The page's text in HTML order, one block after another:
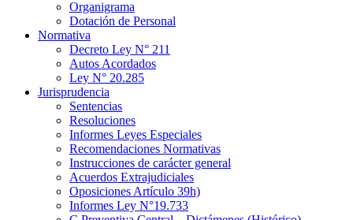
Organigrama
Dotación de Personal
Normativa
Decreto Ley N° 211
Autos Acordados
Ley N° 20.285
Jurisprudencia
Sentencias
Resoluciones
Informes Leyes Especiales
Recomendaciones Normativas
Instrucciones de carácter general
Acuerdos Extrajudiciales
Oposiciones Artículo 39h)
Informes Ley N°19.733